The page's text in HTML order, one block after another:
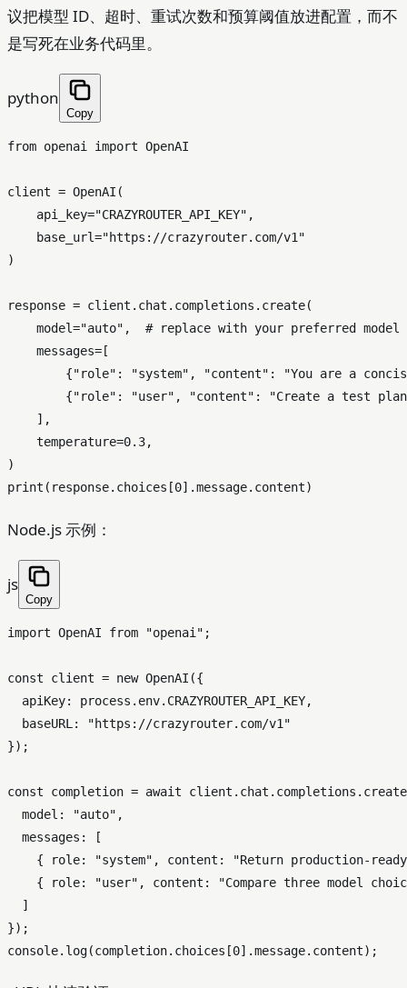
议把模型 ID、超时、重试次数和预算阈值放进配置，而不
是写死在业务代码里。
python
Copy
from openai import OpenAI
client = OpenAI(
    api_key=
"CRAZYROUTER_API_KEY" ,
    base_url=
"https://crazyrouter.com/v1"
)
response = client.chat.completions.create(
    model=
"auto" , # replace with your preferred model
    messages=[
        {
"role" : "system" , "content" :
"You are a
        {
"role" : "user" , "content" :
"Create a test
    ],
    temperature=
0.3,
print (response.choices[0
Node.js 示例：
js
Copy
import OpenAI from "openai" ;
const client = new OpenAI ({
apiKey: process. env. CRAZYROUTER_API_KEY,
baseURL :
"https://crazyrouter.com/v1"
});
const completion = await client. chat . completions . create
model : "auto" ,
messages : [
    {
role: "system" , content :
"Return production-ready
    {
role: "user" , content :
"Compare three model
  ]
console. log(completion. choices [0].message. content